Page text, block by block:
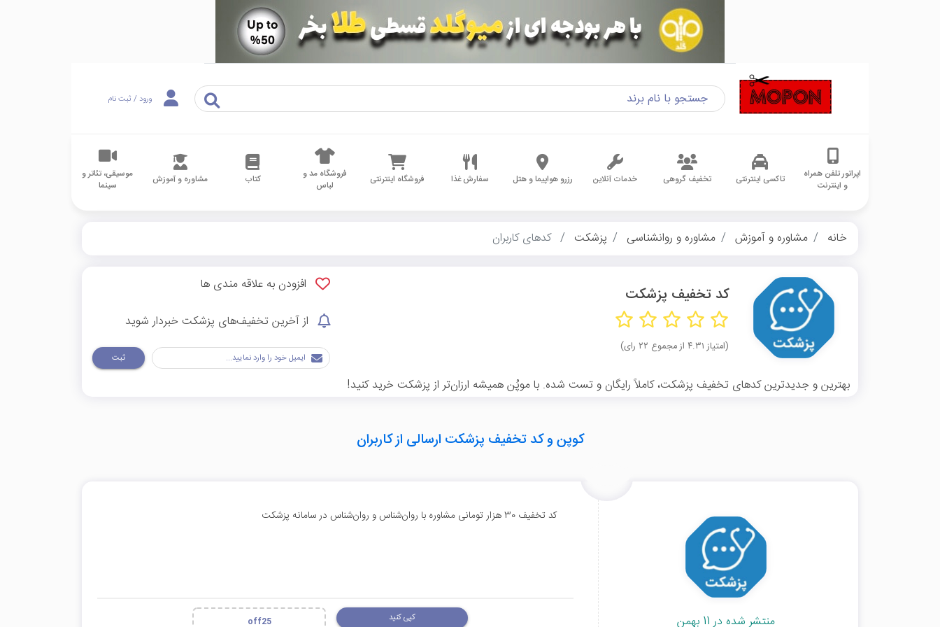
ورود / ثبت نام
اپراتور تلفن همراه
و اینترنت
تاکسی اینترنتی تخفیف گروهی خدمات آنلاین رزرو هواپیما و هتل سفارش غذا فروشگاه اینترنتی
فروشگاه مد و
لباس
کتاب مشاوره و آموزش
موسیقی، تئاتر و
سینما
خانه مشاوره و آموزش مشاوره و روانشناسی پزشکت کدهای کاربران
کد تخفیف پزشکت
(امتیاز ۴.۳۱ از مجموع ۲۲ رای)
افزودن به علاقه مندی ها
از آخرین تخفیف‌های پزشکت خبردار شوید
ثبت
بهترین و جدیدترین کدهای تخفیف پزشکت، کاملاً رایگان و تست شده. با موپُن همیشه ارزان‌تر از پزشکت خرید کنید!
کوپن و کد تخفیف پزشکت ارسالی از کاربران
منتشر شده در 11 بهمن
کد تخفیف 30 هزار تومانی مشاوره با روان‌شناس و روان‌شناس در سامانه پزشکت
off25 کپی کنید